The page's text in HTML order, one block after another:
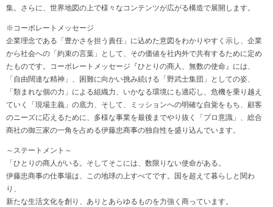
集。さらに、世界地図の上で様々なコンテンツが広がる構造で展開します。
※コーポレートメッセージ
企業理念である「豊かさを担う責任」に込めた意図をわかりやすく示し、企業
から社会への「約束の言葉」として、その価値を社内外で共有するために定め
たものです。コーポレートメッセージ『ひとりの商人、無数の使命』には、
「自由闊達な精神」、困難に向かい挑み続ける「野武士集団」としての姿、
「類まれな個の力」による組織力、いかなる環境にも適応し、危機を乗り越え
ていく「現場主義」の底力、そして、ミッションへの明確な自覚をもち、顧客
のニーズに応えるために、多様な事業を最後までやり抜く「プロ意識」、総合
商社の御三家の一角を占める伊藤忠商事の独自性を盛り込んでいます。
～ステートメント～
「ひとりの商人がいる。そしてそこには、数限りない使命がある。
伊藤忠商事の仕事場は、この地球の上すべてです。国を超えて暮らしと関わ
り、
新たな生活文化を創り、ありとあらゆるものを力強く商っています。